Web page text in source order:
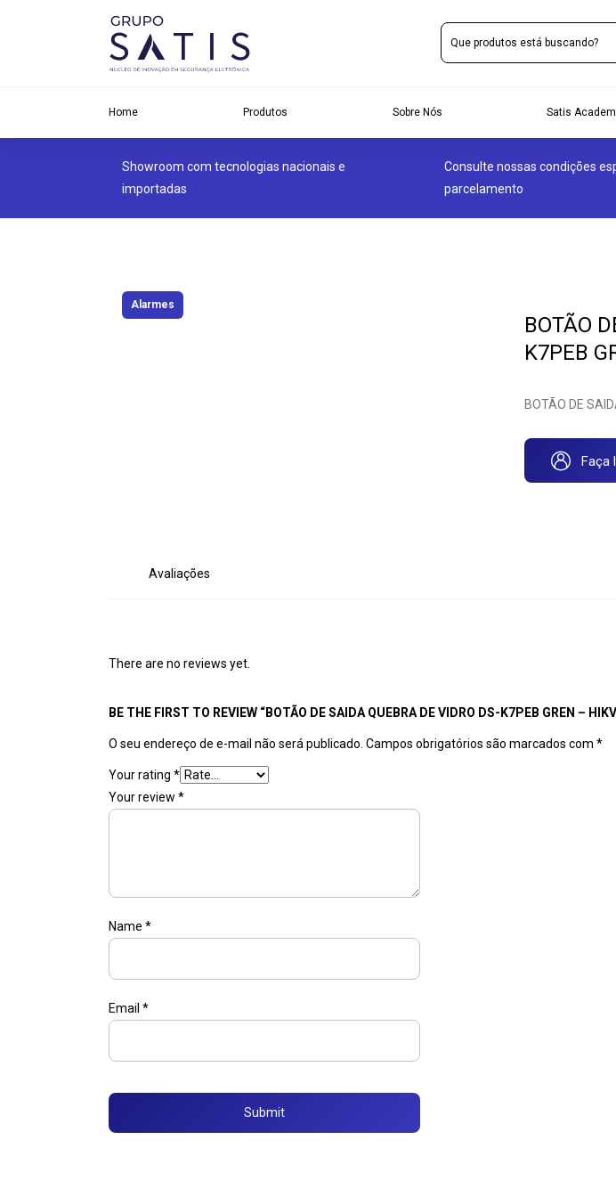
Home Produtos Sobre Nós Satis
Showroom com tecnologias nacionais e
importadas
Consulte nossas condições
parcelamento
Alarmes
BOTÃO
K7PEB
BOTÃO DE
Faça
Avaliações
There are no reviews yet.
BE THE FIRST TO REVIEW “BOTÃO DE SAIDA QUEBRA DE VIDRO DS-K7PEB GREN –
O seu endereço de e-mail não será publicado. Campos obrigatórios são marcados com *
Your rating *
Your review *
Name *
Email *